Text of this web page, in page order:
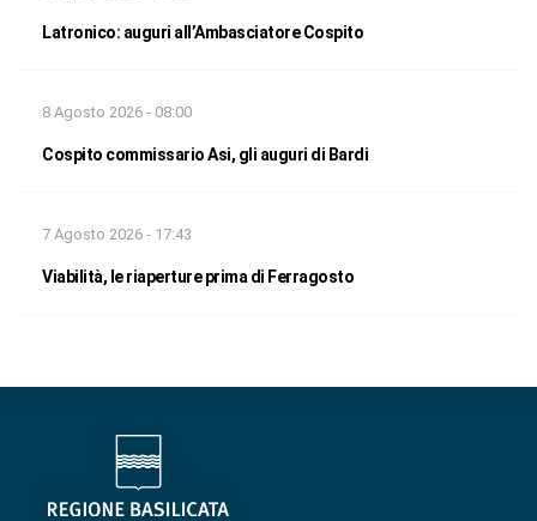
Latronico: auguri all’Ambasciatore Cospito
8 Agosto 2026 - 08:00
Cospito commissario Asi, gli auguri di Bardi
7 Agosto 2026 - 17:43
Viabilità, le riaperture prima di Ferragosto